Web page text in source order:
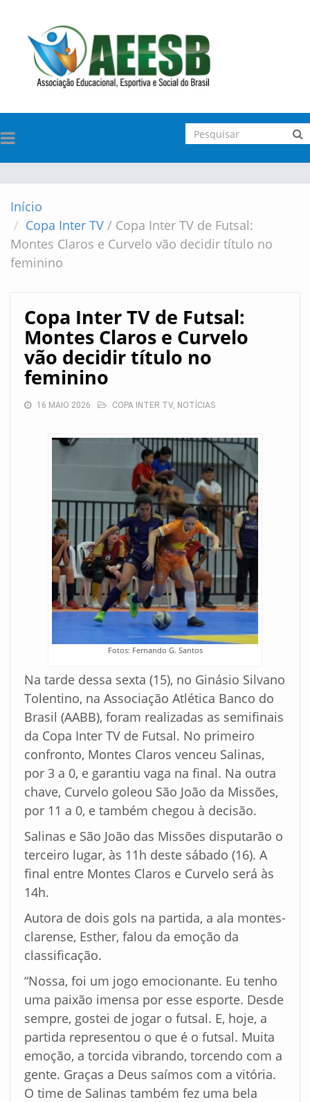
TOGGLE
NAVIGATION
Início
Copa Inter TV / Copa Inter TV de Futsal:
Montes Claros e Curvelo vão decidir título no
feminino
Copa Inter TV de Futsal:
Montes Claros e Curvelo
vão decidir título no
feminino
16 MAIO 2026 COPA INTER TV, NOTÍCIAS
Fotos: Fernando G. Santos
Na tarde dessa sexta (15), no Ginásio Silvano
Tolentino, na Associação Atlética Banco do
Brasil (AABB), foram realizadas as semifinais
da Copa Inter TV de Futsal. No primeiro
confronto, Montes Claros venceu Salinas,
por 3 a 0, e garantiu vaga na final. Na outra
chave, Curvelo goleou São João da Missões,
por 11 a 0, e também chegou à decisão.
Salinas e São João das Missões disputarão o
terceiro lugar, às 11h deste sábado (16). A
final entre Montes Claros e Curvelo será às
14h.
Autora de dois gols na partida, a ala montes-
clarense, Esther, falou da emoção da
classificação.
“Nossa, foi um jogo emocionante. Eu tenho
uma paixão imensa por esse esporte. Desde
sempre, gostei de jogar o futsal. E, hoje, a
partida representou o que é o futsal. Muita
emoção, a torcida vibrando, torcendo com a
gente. Graças a Deus saímos com a vitória.
O time de Salinas também fez uma bela